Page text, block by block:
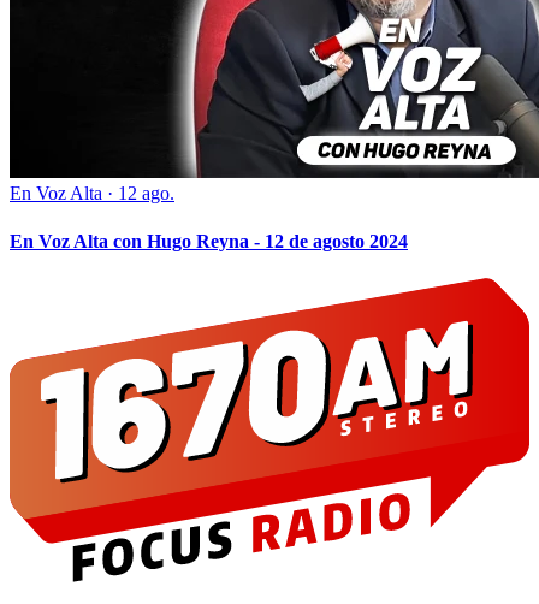
En Voz Alta · 12 ago.
En Voz Alta con Hugo Reyna - 12 de agosto 2024